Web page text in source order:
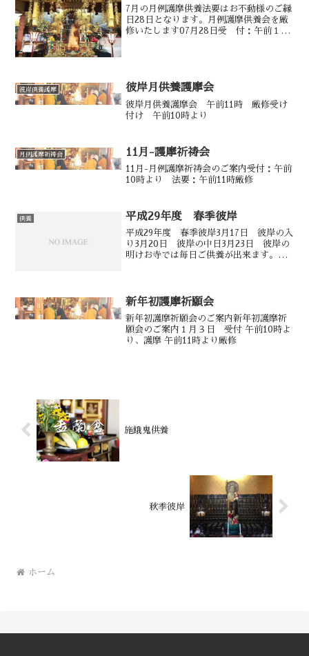
7月の月例護摩供養法要はお不動様のご縁
日28日となります。月例護摩供養会を厳
修いたします07月28日受 付：午前１０
彼岸供養護摩 彼岸月供養護摩会
彼岸月供養護摩会 午前11時 厳修受け
付け 午前10時より
月例護摩祈祷会 11月-護摩祈祷会
11月-月例護摩祈祷会のご案内受付：午前
10時より 法要：午前11時厳修
供養 平成29年度 春季彼岸
平成29年度 春季彼岸3月17日 彼岸の入
り3月20日 彼岸の中日3月23日 彼岸の
明けお寺では毎日ご供養が出来ます。午
新年初護摩祈願会
新年初護摩祈願会のご案内新年初護摩祈
願会のご案内１月３日 受付 午前10時よ
り、護摩 午前11時より厳修
施餓鬼供養
秋季彼岸
ホーム